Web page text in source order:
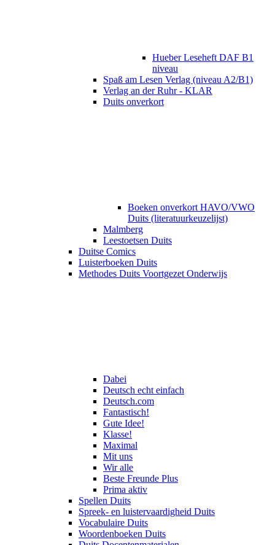
Hueber Leseheft DAF B1
niveau
Spaß am Lesen Verlag (niveau A2/B1)
Verlag an der Ruhr - KLAR
Duits onverkort
Boeken onverkort HAVO/VWO
Duits (literatuurkeuzelijst)
Malmberg
Leestoetsen Duits
Duitse Comics
Luisterboeken Duits
Methodes Duits Voortgezet Onderwijs
Dabei
Deutsch echt einfach
Deutsch.com
Fantastisch!
Gute Idee!
Klasse!
Maximal
Mit uns
Wir alle
Beste Freunde Plus
Prima aktiv
Spellen Duits
Spreek- en luistervaardigheid Duits
Vocabulaire Duits
Woordenboeken Duits